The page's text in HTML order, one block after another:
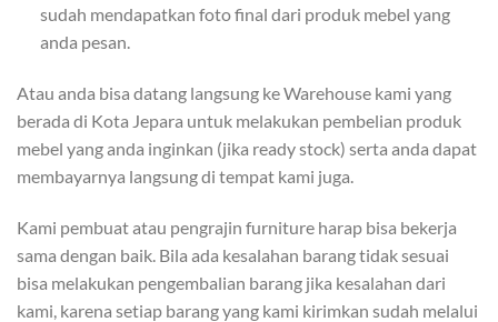
sudah mendapatkan foto final dari produk mebel yang
anda pesan.
Atau anda bisa datang langsung ke Warehouse kami yang
berada di Kota Jepara untuk melakukan pembelian produk
mebel yang anda inginkan (jika ready stock) serta anda dapat
membayarnya langsung di tempat kami juga.
Kami pembuat atau pengrajin furniture harap bisa bekerja
sama dengan baik. Bila ada kesalahan barang tidak sesuai
bisa melakukan pengembalian barang jika kesalahan dari
kami, karena setiap barang yang kami kirimkan sudah melalui